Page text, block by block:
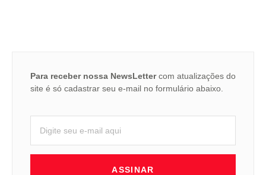
Para receber nossa NewsLettercom atualizações do
site é só cadastrar seu e-mail no formulário abaixo.
ASSINAR